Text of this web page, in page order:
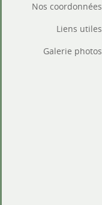
Nos coordonnées
Liens utiles
Galerie photos